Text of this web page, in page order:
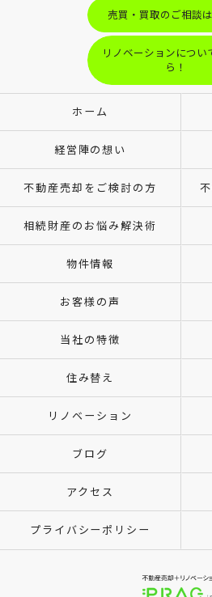
売買・買取のご相談
リノベーションについ
ら！
ホーム
経営陣の想い
不動産売却をご検討の方
相続財産のお悩み解決術
物件情報
お客様の声
当社の特徴
住み替え
リノベーション
ブログ
アクセス
プライバシーポリシー